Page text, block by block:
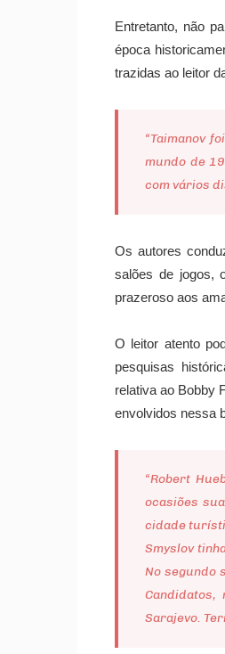
Entretanto, não
época
trazidas ao leitor
“Taimanov
mundo de
com vários
Os autores
salões de jogos,
prazeroso aos
O leitor atento
pesquisas
relativa ao Bobby
envolvidos nessa
“Robert
ocasiões
cidade
Smyslov
No segundo
Sarajevo.